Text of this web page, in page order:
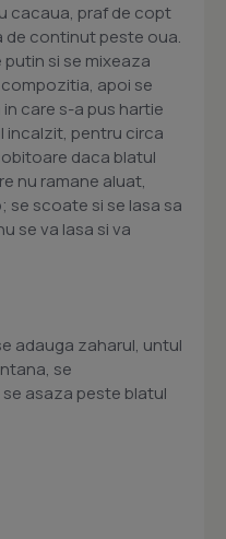
cacaua, praf de copt
de continut peste oua.
si se mixeaza
apoi se
care s-a pus hartie
incalzit, pentru circa
daca blatul
nu ramane aluat,
se scoate si se lasa sa
se va lasa si va
adauga zaharul, untul
se
asaza peste blatul